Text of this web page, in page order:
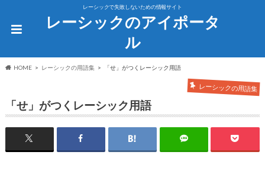
レーシックで失敗しないための情報サイト
レーシックのアイポータ
ル
HOME レーシックの用語集 「せ」がつくレーシック用語
レーシックの用語集
「せ」がつくレーシック用語